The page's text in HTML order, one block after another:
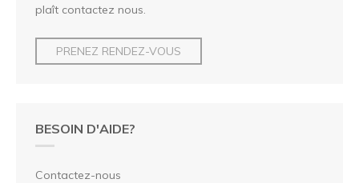
plaît contactez nous.
PRENEZ RENDEZ-VOUS
BESOIN D'AIDE?
Contactez-nous